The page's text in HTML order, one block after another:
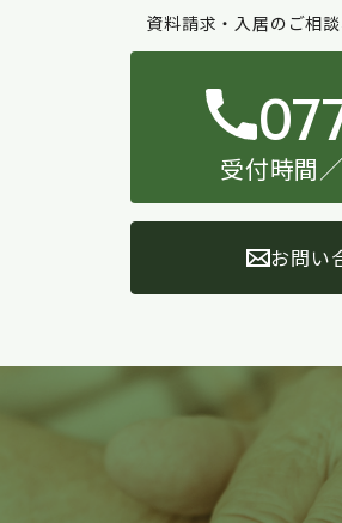
資料請求・入居のご相
受付時間／
お問い